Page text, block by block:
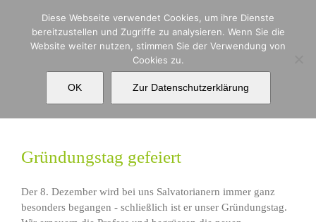
springen
Gründungstag
Gründungstag gefeiert
Der 8. Dezember wird bei uns Salvatorianern immer ganz
besonders begangen - schließlich ist er unser Gründungstag.
Diese Webseite verwendet Cookies, um ihre Dienste
bereitzustellen und Zugriffe zu analysieren. Wenn Sie die
Website weiter nutzen, stimmen Sie der Verwendung von
Cookies zu.
OK Zur Datenschutzerklärung